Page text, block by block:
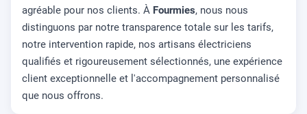
agréable pour nos clients. À Fourmies, nous nous
distinguons par notre transparence totale sur les tarifs,
notre intervention rapide, nos artisans électriciens
qualifiés et rigoureusement sélectionnés, une expérience
client exceptionnelle et l'accompagnement personnalisé
que nous offrons.